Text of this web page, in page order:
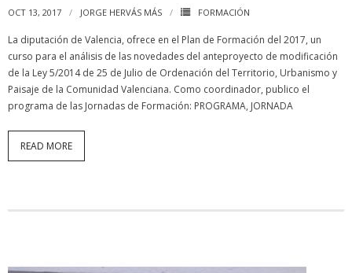
OCT 13, 2017 JORGE HERVÁS MÁS FORMACIÓN
La diputación de Valencia, ofrece en el Plan de Formación del 2017, un
curso para el análisis de las novedades del anteproyecto de modificación
de la Ley 5/2014 de 25 de Julio de Ordenación del Territorio, Urbanismo y
Paisaje de la Comunidad Valenciana. Como coordinador, publico el
programa de las Jornadas de Formación: PROGRAMA, JORNADA
READ MORE